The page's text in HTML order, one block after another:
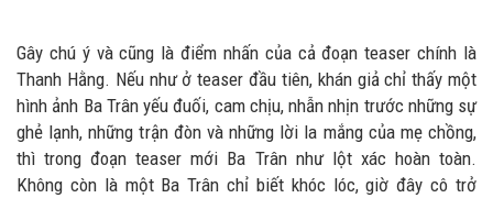
Gây chú ý và cũng là điểm nhấn của cả đoạn teaser chính là
Thanh Hằng. Nếu như ở teaser đầu tiên, khán giả chỉ thấy một
hình ảnh Ba Trân yếu đuối, cam chịu, nhẫn nhịn trước những sự
ghẻ lạnh, những trận đòn và những lời la mắng của mẹ chồng,
thì trong đoạn teaser mới Ba Trân như lột xác hoàn toàn.
Không còn là một Ba Trân chỉ biết khóc lóc, giờ đây cô trở